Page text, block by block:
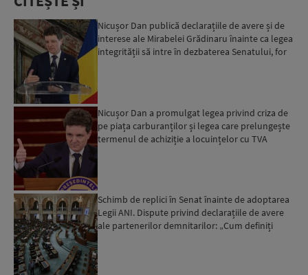
Nicușor Dan publică declarațiile de avere și de
interese ale Mirabelei Grădinaru înainte ca legea
integrității să intre în dezbaterea Senatului, for
Nicușor Dan a promulgat legea privind criza de
pe piața carburanților și legea care prelungește
termenul de achiziție a locuințelor cu TVA
Schimb de replici în Senat înainte de adoptarea
Legii ANI. Dispute privind declarațiile de avere
ale partenerilor demnitarilor: „Cum definiți